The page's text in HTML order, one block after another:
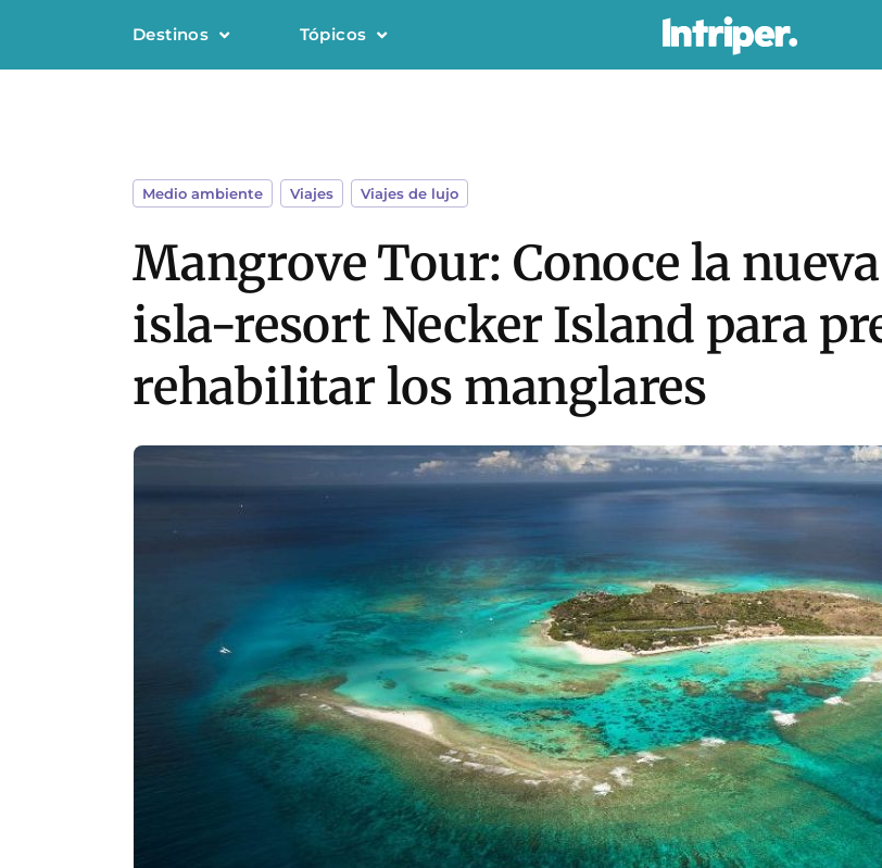
Destinos Tópicos
Medio ambiente Viajes Viajes de lujo
Mangrove Tour: Conoce la
isla-resort Necker Island para
rehabilitar los manglares